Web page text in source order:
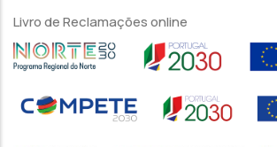
Livro de Reclamações online